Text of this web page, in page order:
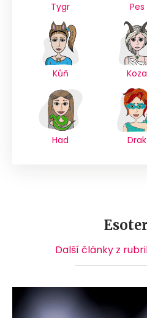
Tygr Pes
Kůň Koza
Had Drak
Další články z